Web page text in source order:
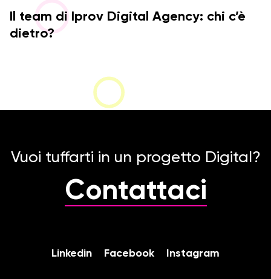
Il team di Iprov Digital Agency: chi c’è
dietro?
Vuoi tuffarti in un progetto Digital?
Contattaci
Linkedin Facebook Instagram